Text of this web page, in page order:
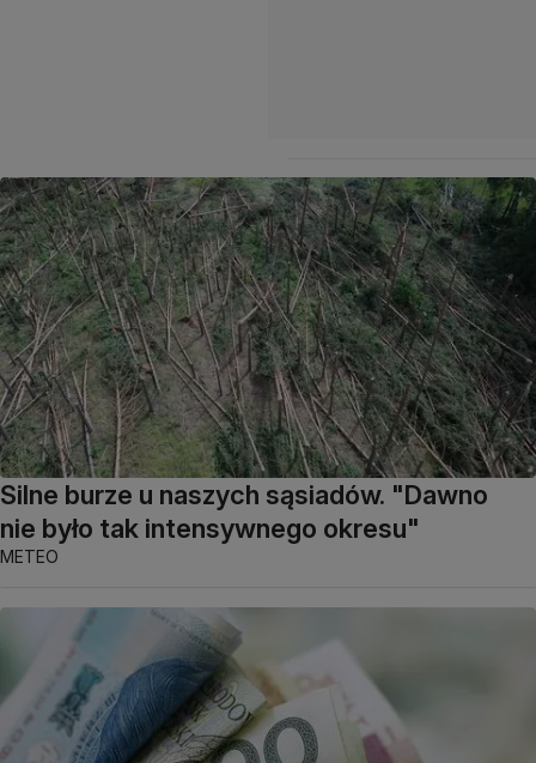
Silne burze u naszych sąsiadów. "Dawno
nie było tak intensywnego okresu"
METEO